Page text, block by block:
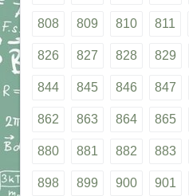
808 809 810 811
826 827 828 829
844 845 846 847
862 863 864 865
880 881 882 883
898 899 900 901